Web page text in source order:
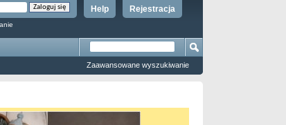
Rejestracja
Help
Zaawansowane wyszukiwanie